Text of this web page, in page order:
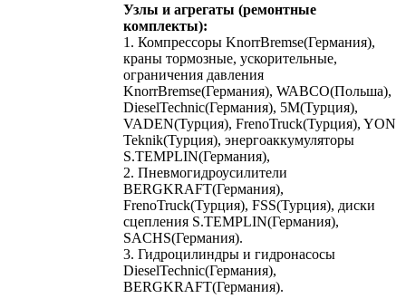
Узлы и агрегаты (ремонтные
комплекты):
1. Компрессоры KnorrBremse(Германия),
краны тормозные, ускорительные,
ограничения давления
KnorrBremse(Германия), WABCO(Польша),
DieselTechnic(Германия), 5M(Турция),
VADEN(Турция), FrenoTruck(Турция), YON
Teknik(Турция), энергоаккумуляторы
S.TEMPLIN(Германия),
2. Пневмогидроусилители
BERGKRAFT(Германия),
FrenoTruck(Турция), FSS(Турция), диски
сцепления S.TEMPLIN(Германия),
SACHS(Германия).
3. Гидроцилиндры и гидронасосы
DieselTechnic(Германия),
BERGKRAFT(Германия).